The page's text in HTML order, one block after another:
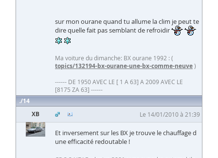
sur mon ourane quand tu allume la clim je peut te
dire quelle fait pas semblant de refroidir
Ma voiture du dimanche: BX ourane 1992 : (
topics/132194-bx-ourane-une-bx-comme-neuve)
------ DE 1950 AVEC LE [ 1 A 63] A 2009 AVEC LE
[8175 ZA 63] ------
14
XB
Le 14/01/2010 à 21:39
Et inversement sur les BX je trouve le chauffage d
une efficacité redoutable !